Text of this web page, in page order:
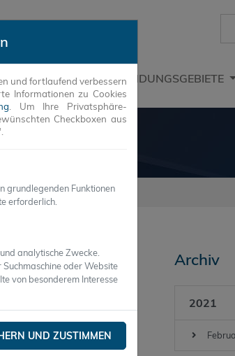
und fortlaufend verbessern
Informationen zu Cookies
. Um Ihre Privatsphäre-
Checkboxen aus
grundlegenden Funktionen
erforderlich.
analytische Zwecke.
oder Website
von besonderem Interesse
UND ZUSTIMMEN
ANWENDUNGSGEBIETE
Lösung für die
2017 auf der
Archiv
2021